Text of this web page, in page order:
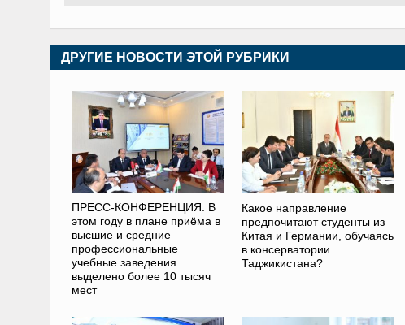
ДРУГИЕ НОВОСТИ ЭТОЙ РУБРИКИ
ПРЕСС-КОНФЕРЕНЦИЯ. В
этом году в плане приёма в
высшие и средние
профессиональные
учебные заведения
выделено более 10 тысяч
мест
Какое направление
предпочитают студенты из
Китая и Германии, обучаясь
в консерватории
Таджикистана?